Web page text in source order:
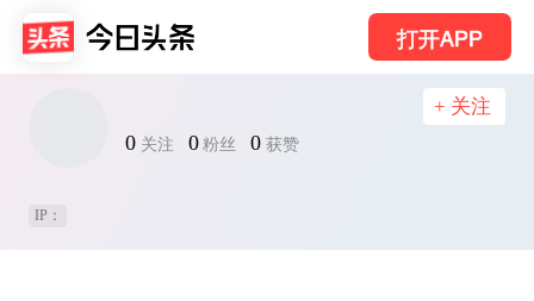
打开APP
0 关注 0 粉丝 0 获赞
+ 关注
IP：